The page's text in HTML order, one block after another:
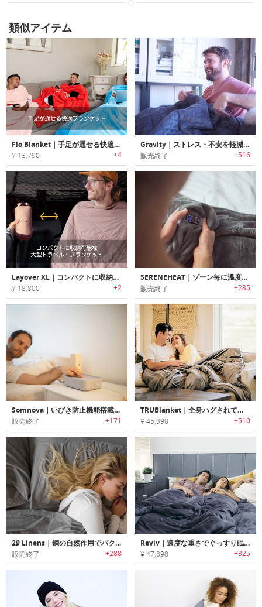
類似アイテム
Flo Blanket｜手足が通せる快適ブランケット「フロ」
¥ 13,790 +4
Gravity｜ストレス・不安を軽減しリラックス効果を高めるブランケット「グラビティ」
販売終了 +516
Layover XL｜コンパクトに収納可能な大型トラベル・ブランケット
¥ 18,800 +2
SERENEHEAT｜ゾーン毎に温度調整可能なマルチゾーンヒーティング ブランケット「セレーンヒート」
販売終了 +285
Somnova｜いびき防止機能搭載スーパースマートスリーピングマット「ソムノバ」
販売終了 +171
TRUBlanket｜全身ハグされているような感覚のストレス低減ウェイトブランケット「トゥルーブランケット」
¥ 45,390 +510
29 Linens｜銅の自然作用でバクテリアを殺菌するベッドシーツ/ピローケース「29リネン」
販売終了 +288
Reviv｜適度な重さでぐっすり眠れるエコフレンドリーウェイトブランケット「リヴァイブ」
¥ 47,890 +325